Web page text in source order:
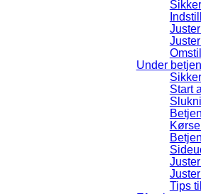
Under
Start
Tips